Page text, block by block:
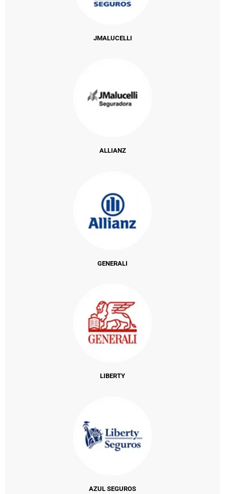
JMALUCELLI
ALLIANZ
GENERALI
LIBERTY
AZUL SEGUROS